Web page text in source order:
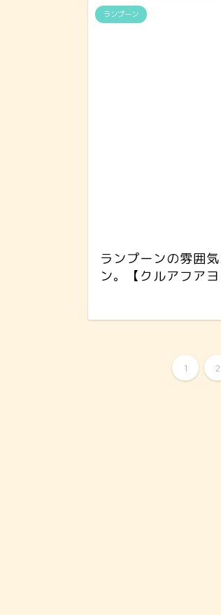
ランプーン
ランプーンの雰囲
ン。【クルアフアヨ
1 2